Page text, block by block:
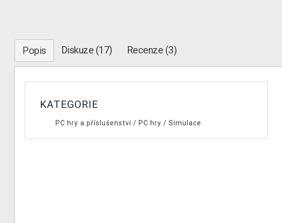
Popis Diskuze (17) Recenze (3)
KATEGORIE
PC hry a příslušenství/ PC hry / Simulace